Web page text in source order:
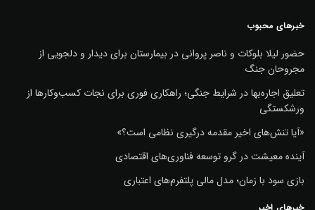
خبرهای محبوب
حضور لیلا بلوکات و ناصر پروانی در بیمارستان برای دیدار و دلجویی از
مجروحان جنگ
تعلیق اجاره‌بها در شرایط جنگی؛ راهکاری فوری برای نجات کسب‌وکارها از
ورشکستگی
«آیا تنش‌های اخیر مقدمه درگیری نظامی است؟»
آینده معیشت در گرو توسعه فناوری‌های اقتصادی
بازی سود با زمان؛ مدل مالی پلتفرم‌های اعتباری
خبرهای اخیر